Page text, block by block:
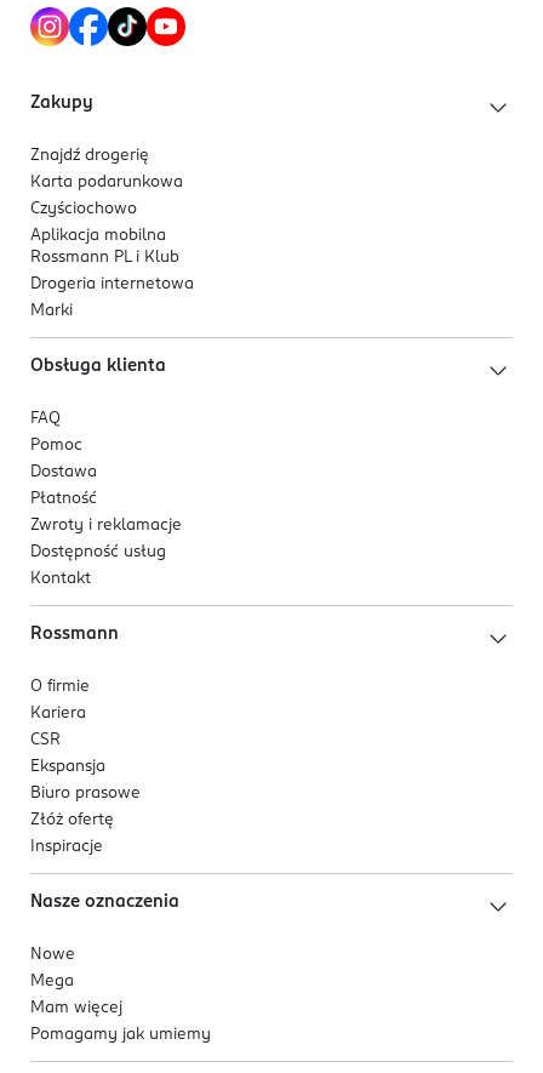
Zakupy
Znajdź drogerię
Karta podarunkowa
Czyściochowo
Aplikacja mobilna
Rossmann PL i Klub
Drogeria internetowa
Marki
Obsługa klienta
FAQ
Pomoc
Dostawa
Płatność
Zwroty i reklamacje
Dostępność usług
Kontakt
Rossmann
O firmie
Kariera
CSR
Ekspansja
Biuro prasowe
Złóż ofertę
Inspiracje
Nasze oznaczenia
Nowe
Mega
Mam więcej
Pomagamy jak umiemy